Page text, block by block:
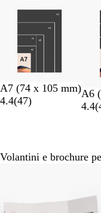
A7 (74 x 105 mm)
4.4(47)
A6
4.4(
8
Volantini e brochure